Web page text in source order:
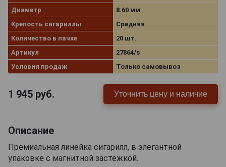
Диаметр
8.60 мм
Крепость сигариллы
Средняя
Количество в пачке
20 шт.
Артикул
27864/s
Условия продаж
Только самовывоз
1 945 руб. Уточнить цену и наличие
Описание
Премиальная линейка сигарилл, в элегантной
упаковке с магнитной застежкой.